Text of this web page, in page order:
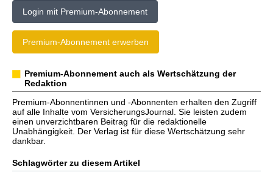
Login mit Premium-Abonnement
Premium-Abonnement erwerben
Premium-Abonnement auch als Wertschätzung der
Redaktion
Premium-Abonnentinnen und -Abonnenten erhalten den Zugriff
auf alle Inhalte vom VersicherungsJournal. Sie leisten zudem
einen unverzichtbaren Beitrag für die redaktionelle
Unabhängigkeit. Der Verlag ist für diese Wertschätzung sehr
dankbar.
Schlagwörter zu diesem Artikel